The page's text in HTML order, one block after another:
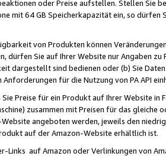
oder Preise aufstellen. Stellen Sie
mit 64 GB Speicherkapazität ein, so dürfen
von Produkten können
dürfen Sie auf Ihrer Website nur Angaben
dargestellt sind bedienen oder (b) Sie
für die Nutzung von PA API
Sie Preise für ein Produkt auf Ihrer Website
zusammen mit Preisen für das
angeboten werden, jeweils den
auf der Amazon-Website erhältlich ist.
Links auf Amazon oder Verlinkungen von